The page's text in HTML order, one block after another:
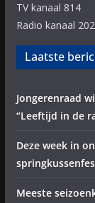
TV kanaal 814
Radio kanaal
Laatste
Jongerenraad
“Leeftijd in de
Deze week in
Meeste